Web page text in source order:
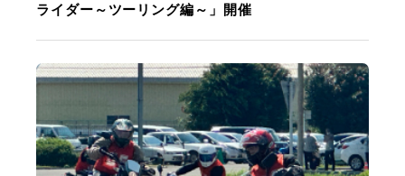
ライダー～ツーリング編～」開催